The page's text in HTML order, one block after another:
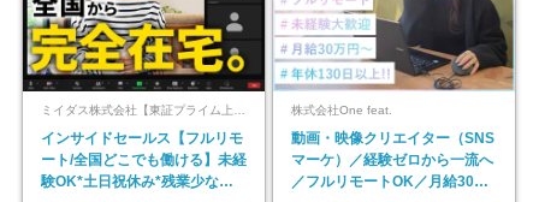
インサイドセールス【フルリモ
ート/全国どこでも働ける】未経
験OK*土日祝休み*残業少なめ*
株式会社One feat.
動画・映像クリエイター（SNS
マーケ）／経験ゼロから一流へ
／フルリモートOK／月給30万